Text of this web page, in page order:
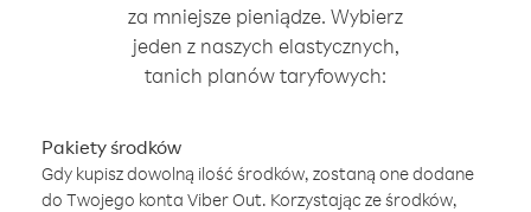
za mniejsze pieniądze. Wybierz
jeden z naszych elastycznych,
tanich planów taryfowych:
Pakiety środków
Gdy kupisz dowolną ilość środków, zostaną one dodane
do Twojego konta Viber Out. Korzystając ze środków,